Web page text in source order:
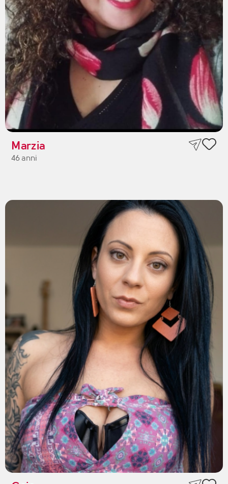
Marzia
46 anni